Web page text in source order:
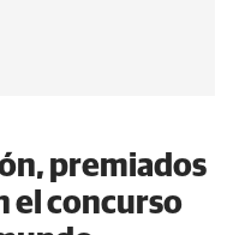
premiados
el concurso